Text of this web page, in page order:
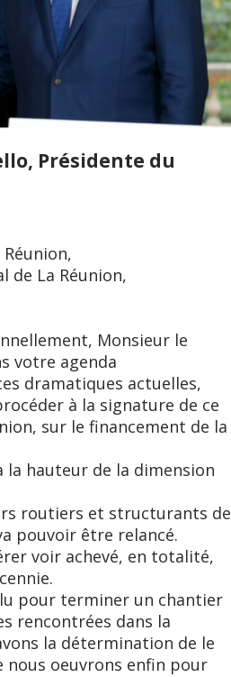
Présidente du
de La Réunion,
Monsieur le
votre agenda
dramatiques actuelles,
à la signature de ce
sur le financement de la
la hauteur de la dimension
routiers et structurants de
pouvoir être relancé.
voir achevé, en totalité,
pour terminer un chantier
rencontrées dans la
la détermination de le
nous oeuvrons enfin pour